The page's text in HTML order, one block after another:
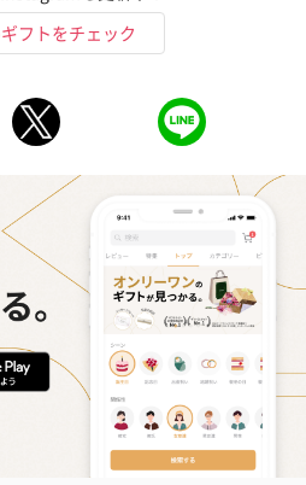
売はいたしません。
楽山田錦 特別純米
（655円）
ジョニ－ウ
ブラック１２
フトをチェック